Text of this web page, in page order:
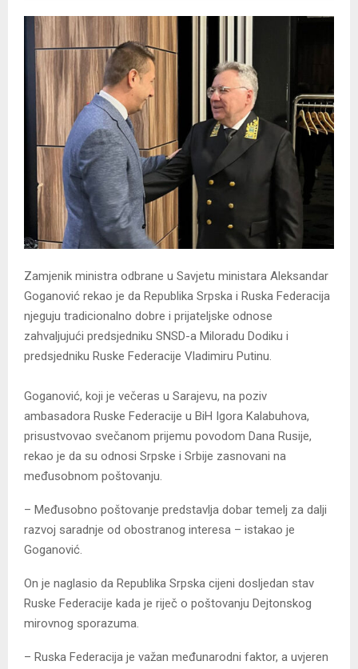
Zamjenik ministra odbrane u Savjetu ministara Aleksandar
Goganović rekao je da Republika Srpska i Ruska Federacija
njeguju tradicionalno dobre i prijateljske odnose
zahvaljujući predsjedniku SNSD-a Miloradu Dodiku i
predsjedniku Ruske Federacije Vladimiru Putinu.
Goganović, koji je večeras u Sarajevu, na poziv
ambasadora Ruske Federacije u BiH Igora Kalabuhova,
prisustvovao svečanom prijemu povodom Dana Rusije,
rekao je da su odnosi Srpske i Srbije zasnovani na
međusobnom poštovanju.
– Međusobno poštovanje predstavlja dobar temelj za dalji
razvoj saradnje od obostranog interesa – istakao je
Goganović.
On je naglasio da Republika Srpska cijeni dosljedan stav
Ruske Federacije kada je riječ o poštovanju Dejtonskog
mirovnog sporazuma.
– Ruska Federacija je važan međunarodni faktor, a uvjeren